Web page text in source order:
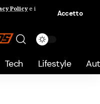
Policye i
Accetto
Tech Lifestyle